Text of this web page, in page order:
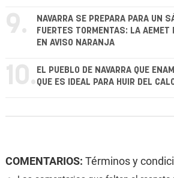
9.
NAVARRA SE PREPARA PARA UN
FUERTES TORMENTAS: LA AEMET
EN AVISO NARANJA
10. EL PUEBLO DE NAVARRA QUE
QUE ES IDEAL PARA HUIR DEL
COMENTARIOS: Términos y